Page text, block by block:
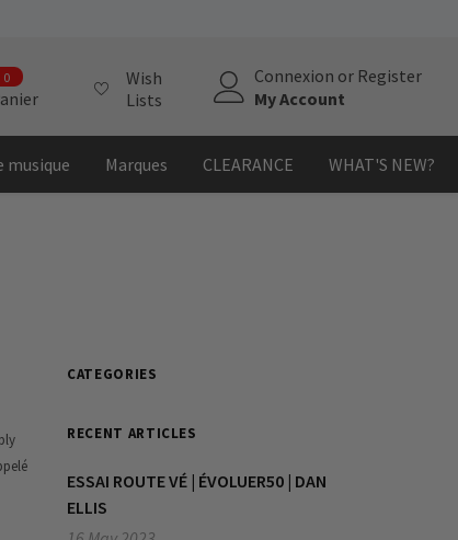
00
item
Wish
Lists
Connexion or Register
My Account
musique Marques CLEARANCE WHAT'S NEW?
CATEGORIES
RECENT ARTICLES
ESSAI ROUTE VÉ | ÉVOLUER50 | DAN
ELLIS